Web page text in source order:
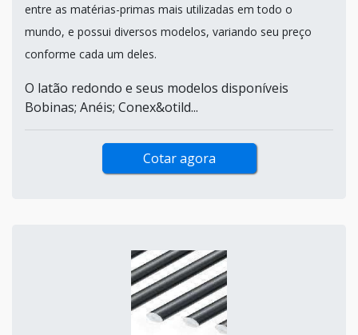
entre as matérias-primas mais utilizadas em todo o
mundo, e possui diversos modelos, variando seu preço
conforme cada um deles.
O latão redondo e seus modelos disponíveis
Bobinas; Anéis; Conex&otild...
Cotar agora